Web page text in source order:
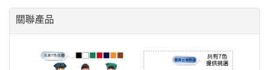
關聯產品